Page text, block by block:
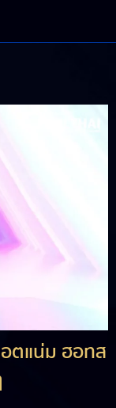
ทอง
ตแน่ม ฮอทส